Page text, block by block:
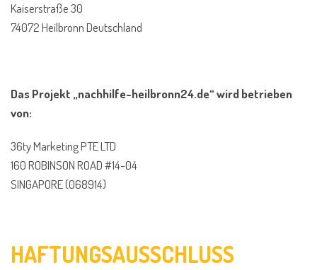
Kaiserstraße 30
74072 Heilbronn Deutschland
Das Projekt „nachhilfe-heilbronn24.de“ wird betrieben
von:
36ty Marketing PTE LTD
160 ROBINSON ROAD #14-04
SINGAPORE (068914)
HAFTUNGSAUSSCHLUSS